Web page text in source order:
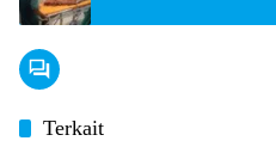
Terkait